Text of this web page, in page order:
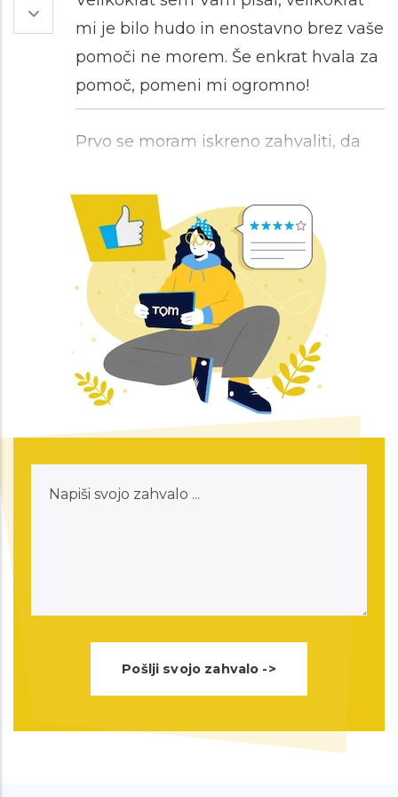
mi je bilo hudo in enostavno brez vaše
pomoči ne morem. Še enkrat hvala za
pomoč, pomeni mi ogromno!
Prvo se moram iskreno zahvaliti, da
sem dobila tako iskren odgovor, zato
res hvala! O svojih težavah težko
spregovorim, zelo lažje mi je pisat in
to svetovanje mi je zelo všeč. Še
enkrat iskrena hvala za vaš čas in
predvsem poslušnost.
Hvala za vaš odgovor :). In spodbudne
besede. Ja bilo je kar dovolj neprijetno
Spoštovani, danes sem bila na klicu z
sem se samo še zahvalit za vso
svojo